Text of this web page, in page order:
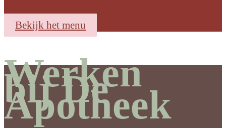
Bekijk het menu
Werken
bij De
Apotheek